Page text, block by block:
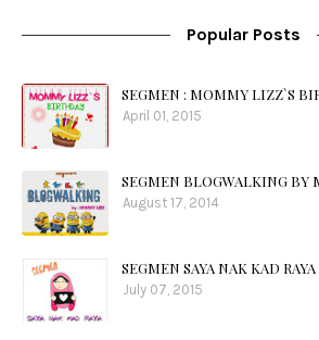
Popular Posts
SEGMEN : MOMMY LIZZ`S
April 01, 2015
SEGMEN BLOGWALKING BY
August 17, 2014
SEGMEN SAYA NAK KAD
July 07, 2015